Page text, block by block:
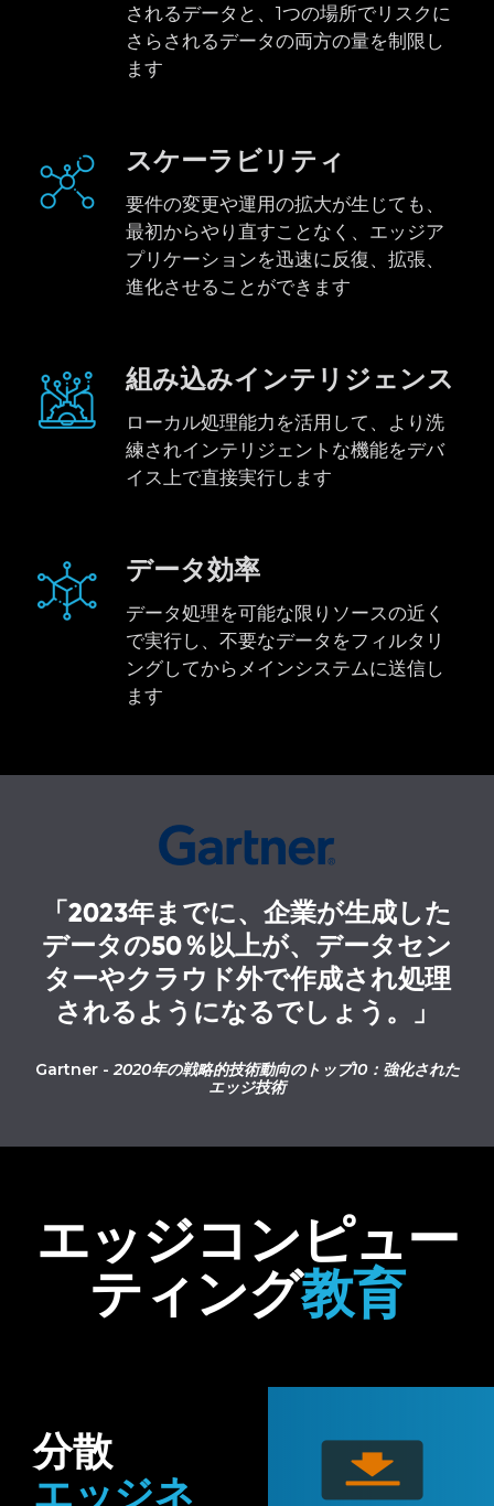
されるデータと、1つの場所でリスクに
さらされるデータの両方の量を制限し
ます
スケーラビリティ
要件の変更や運用の拡大が生じても、
最初からやり直すことなく、エッジア
プリケーションを迅速に反復、拡張、
進化させることができます
組み込みインテリジェンス
ローカル処理能力を活用して、より洗
練されインテリジェントな機能をデバ
イス上で直接実行します
データ効率
データ処理を可能な限りソースの近く
で実行し、不要なデータをフィルタリ
ングしてからメインシステムに送信し
ます
「2023年までに、企業が生成した
データの50％以上が、データセン
ターやクラウド外で作成され処理
されるようになるでしょう。」
Gartner -2020年の戦略的技術動向のトップ10：強化された
エッジ技術
エッジコンピュー
ティング教育
分散
エッジネ
Download